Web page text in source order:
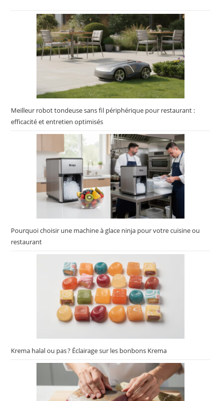
Meilleur robot tondeuse sans fil périphérique pour restaurant :
efficacité et entretien optimisés
Pourquoi choisir une machine à glace ninja pour votre cuisine ou
restaurant
Krema halal ou pas ? Éclairage sur les bonbons Krema